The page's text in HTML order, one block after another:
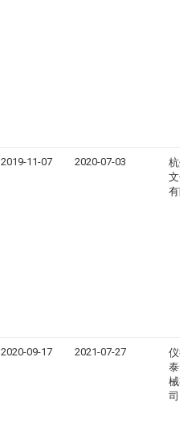
2019-11-07 2020-07-03
杭州
文化
有限
2020-09-17 2021-07-27
仪征
泰无
械有
司